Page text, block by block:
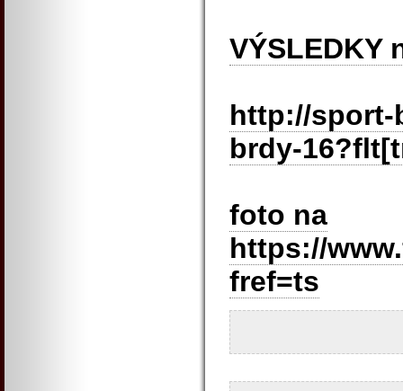
VÝSLEDKY
http://sport-
brdy-
foto na
https://
fref=ts